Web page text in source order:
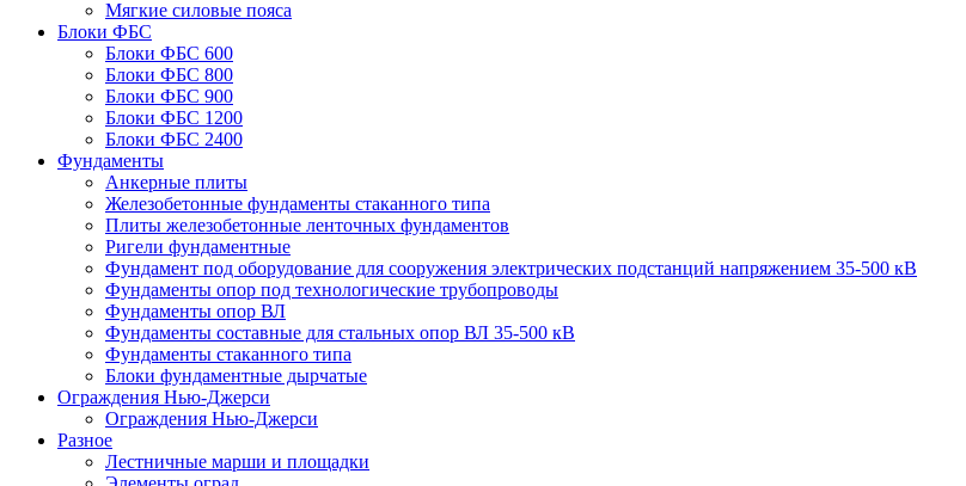
Мягкие силовые пояса
Блоки ФБС
Блоки ФБС 600
Блоки ФБС 800
Блоки ФБС 900
Блоки ФБС 1200
Блоки ФБС 2400
Фундаменты
Анкерные плиты
Железобетонные фундаменты стаканного типа
Плиты железобетонные ленточных фундаментов
Ригели фундаментные
Фундамент под оборудование для сооружения электрических подстанций напряжением 35-500 кВ
Фундаменты опор под технологические трубопроводы
Фундаменты опор ВЛ
Фундаменты составные для стальных опор ВЛ 35-500 кВ
Фундаменты стаканного типа
Блоки фундаментные дырчатые
Ограждения Нью-Джерси
Ограждения Нью-Джерси
Разное
Лестничные марши и площадки